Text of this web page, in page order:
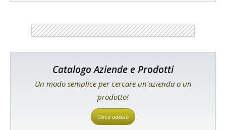
Catalogo Aziende e Prodotti
Un modo semplice per cercare un'azienda o un
prodotto!
Cerca adesso